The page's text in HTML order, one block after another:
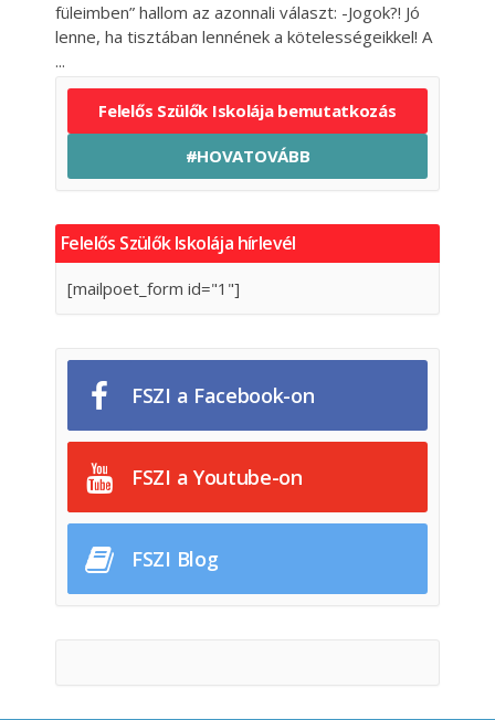
füleimben” hallom az azonnali választ: -Jogok?! Jó
lenne, ha tisztában lennének a kötelességeikkel! A
Felelős Szülők Iskolája bemutatkozás
#HOVATOVÁBB
Felelős Szülők Iskolája hírlevél
[mailpoet_form id="1"]
FSZI a Facebook-on
FSZI a Youtube-on
FSZI Blog